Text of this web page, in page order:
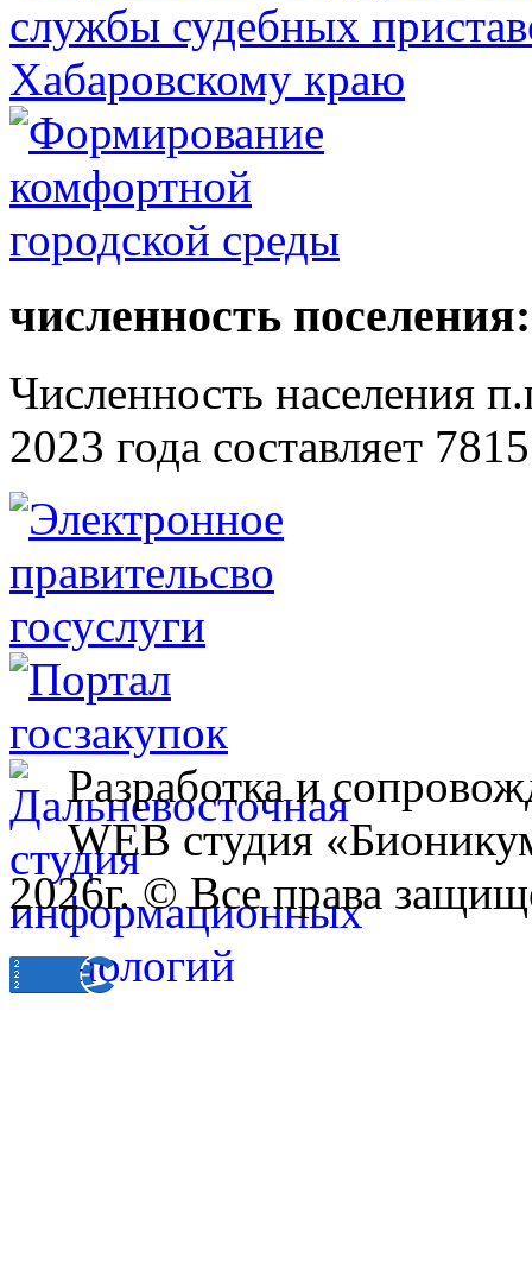
численность поселения:
Численность населения
2023 года составляет
Разработка и
WEB студия
2026г. © Все права